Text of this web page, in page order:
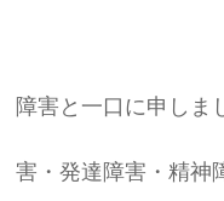
障害と一口に申しま
害・発達障害・精神